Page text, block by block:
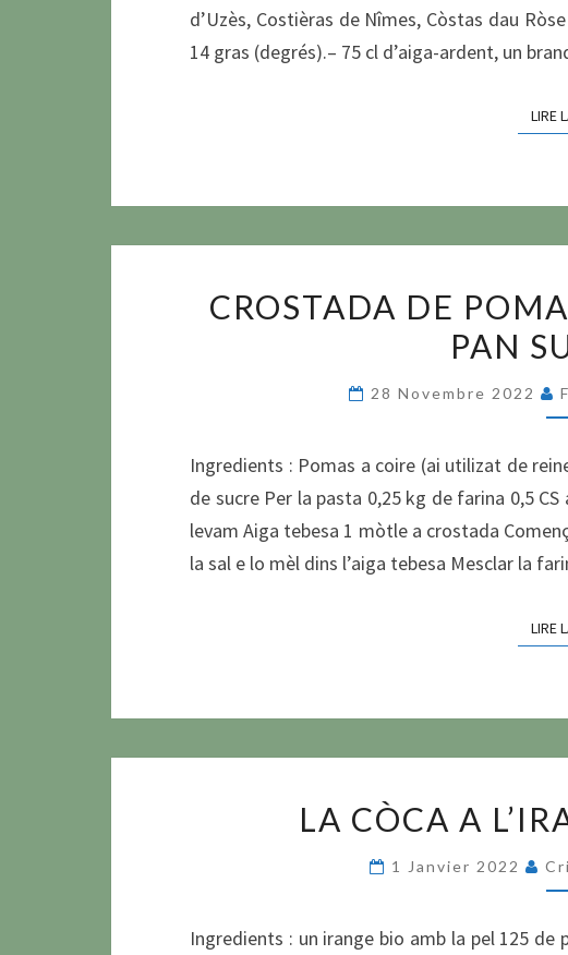
d’Uzès, Costièras de Nîmes, Còstas dau
14 gras (degrés).– 75 cl d’aiga-ardent, un
LIRE
CROSTADA DE
PAN
28 Novembre 2022
Ingredients : Pomas a coire (ai utilizat de
de sucre Per la pasta 0,25 kg de farina 0,5
levam Aiga tebesa 1 mòtle a crostada
la sal e lo mèl dins l’aiga tebesa Mesclar la
LIRE
LA CÒCA A
1 Janvier 2022
Ingredients : un irange bio amb la pel 125 de